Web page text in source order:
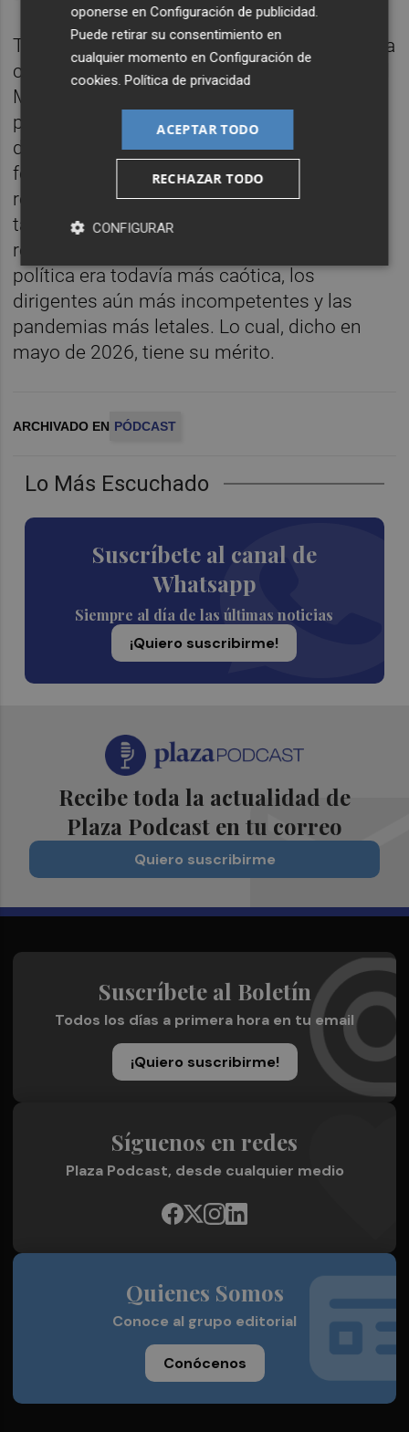
Lo Más Escuchado
Suscríbete al canal de
Whatsapp
Siempre al día de las últimas noticias
¡Quiero suscribirme!
Turno para nuestra recomendación cultural a
cargo de Guillermo López: Europa en la Edad
Media, de Chris Wickham (Crítica, 2017). El
profesor de Oxford nos pasea por mil años
de historia con Carlomagno, la revolución
feudal, Bizancio, la Peste negra y la
reconstrucción de los estados
tardomedievales. Un libro perfecto para
recordar que hubo épocas en las que la
política era todavía más caótica, los
dirigentes aún más incompetentes y las
pandemias más letales. Lo cual, dicho en
mayo de 2026, tiene su mérito.
ARCHIVADO EN PÓDCAST
Recibe toda la actualidad de
Plaza Podcast en tu correo
Quiero suscribirme
Suscríbete al Boletín
Todos los días a primera hora en tu email
¡Quiero suscribirme!
Síguenos en redes
Plaza Podcast, desde cualquier medio
Quienes Somos
Conoce al grupo editorial
Conócenos
oponerse enConfiguración de publicidad.
Puede retirar su consentimiento en
cualquier momento enConfiguración de
cookies.Política de privacidad
ACEPTAR TODO
RECHAZAR TODO
CONFIGURAR